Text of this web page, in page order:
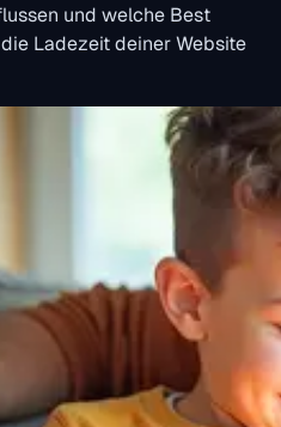
und welche Best
Ladezeit deiner Website